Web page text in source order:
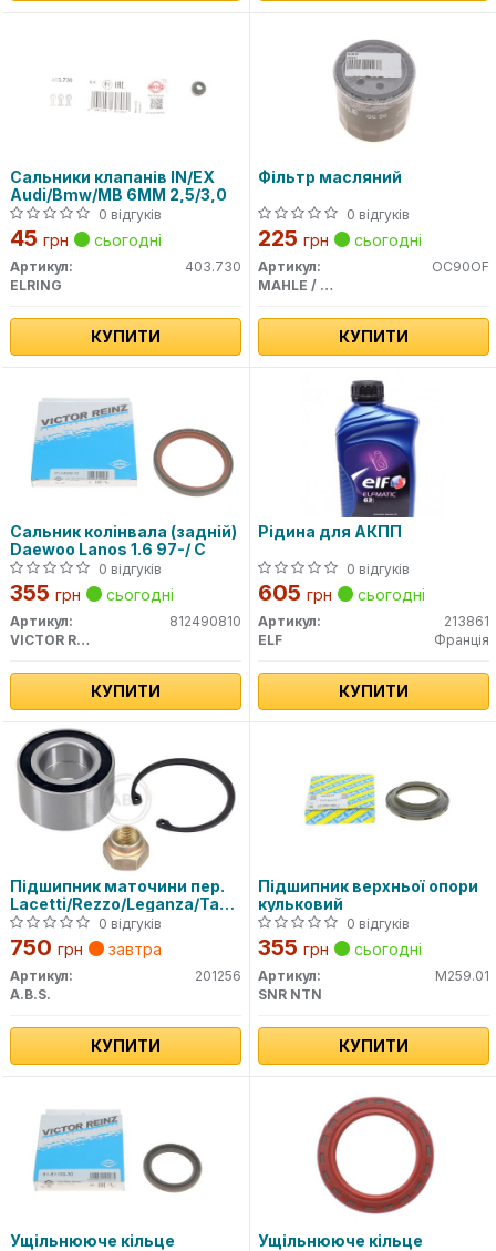
Сальники клапанів IN/EX
Audi/Bmw/MB 6MM 2,5/3,0
0 відгуків
45 грн сьогодні
Артикул:
403.730
ELRING
КУПИТИ
Фільтр масляний
0 відгуків
225 грн сьогодні
Артикул:
OC90OF
MAHLE / KNECHT
КУПИТИ
Сальник колінвала (задній)
Daewoo Lanos 1.6 97-/ C
0 відгуків
355 грн сьогодні
Артикул:
812490810
VICTOR REINZ
КУПИТИ
Рідина для АКПП
0 відгуків
605 грн сьогодні
Артикул:
213861
ELF
Франція
КУПИТИ
Підшипник маточини пер.
Lacetti/Rezzo/Leganza/Tacuma/Evanda
97-08
0 відгуків
750 грн завтра
Артикул:
201256
A.B.S.
КУПИТИ
Підшипник верхньої опори
кульковий
0 відгуків
355 грн сьогодні
Артикул:
M259.01
SNR NTN
КУПИТИ
Ущільнююче кільце Ущільнююче кільце